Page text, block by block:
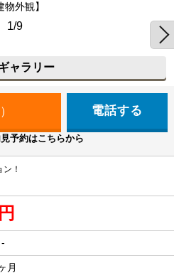
物外観】
1/9
ャラリー
電話する
予約はこちらから
！
月